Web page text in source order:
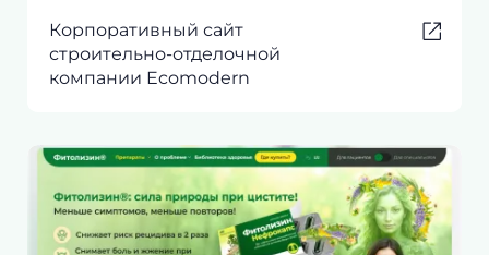
Корпоративный сайт
строительно-отделочной
компании Ecomodern